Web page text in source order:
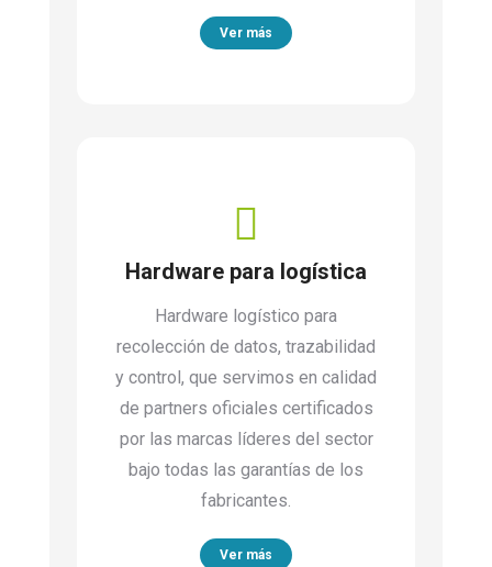
Ver más
Hardware para logística
Hardware logístico para
recolección de datos, trazabilidad
y control, que servimos en calidad
de partners oficiales certificados
por las marcas líderes del sector
bajo todas las garantías de los
fabricantes.
Ver más